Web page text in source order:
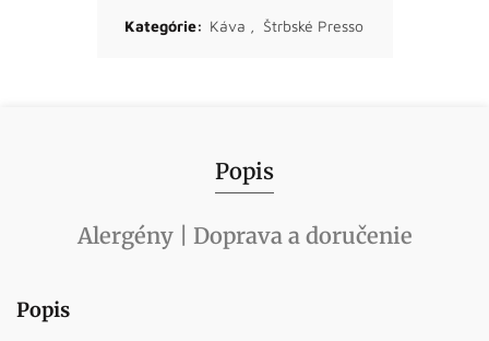
Kategórie: Káva , Štrbské Presso
Popis
Alergény | Doprava a doručenie
Popis